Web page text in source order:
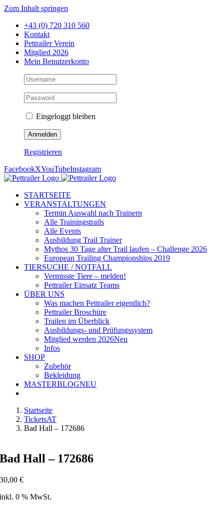
Zum Inhalt springen
+43 (0) 720 310 560
Kontakt
Pettrailer Verein
Mitglied 2026
Mein Benutzerkonto
Eingeloggt bleiben
Registrieren
FacebookXYouTubeInstagram
STARTSEITE
VERANSTALTUNGEN
Termin Auswahl nach Trainern
Alle Trainingstrails
Alle Events
Ausbildung Trail Trainer
Mythos 30 Tage alter Trail laufen – Challenge 2026
European Trailing Championships 2019
TIERSUCHE / NOTFALL
Vermisste Tiere – melden!
Pettrailer Einsatz Teams
ÜBER UNS
Was machen Pettrailer eigentlich?
Pettrailer Broschüre
Trailen im Überblick
Ausbildungs- und Prüfungssystem
Mitglied werden 2026Neu
Infos
SHOP
Zubehör
Bekleidung
MASTERBLOGNEU
Startseite
TicketsAT
Bad Hall – 172686
Bad Hall – 172686
30,00€
inkl. 0 % MwSt.